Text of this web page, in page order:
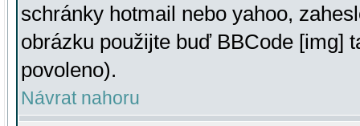
schránky hotmail nebo yahoo,
obrázku použijte buď BBCode [img]
povoleno).
Návrat nahoru